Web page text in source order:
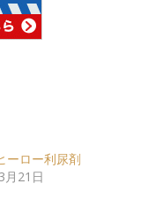
ーロー利尿剤
月21日